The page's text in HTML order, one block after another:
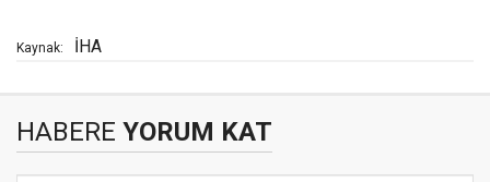
Kaynak: İHA
HABERE YORUM KAT